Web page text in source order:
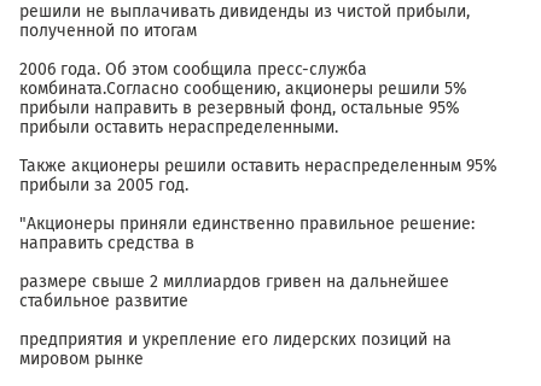
решили не выплачивать дивиденды из чистой прибыли,
полученной по итогам
2006 года. Об этом сообщила пресс-служба
комбината.Согласно сообщению, акционеры решили 5%
прибыли направить в резервный фонд, остальные 95%
прибыли оставить нераспределенными.
Также акционеры решили оставить нераспределенным 95%
прибыли за 2005 год.
"Акционеры приняли единственно правильное решение:
направить средства в
размере свыше 2 миллиардов гривен на дальнейшее
стабильное развитие
предприятия и укрепление его лидерских позиций на
мировом рынке